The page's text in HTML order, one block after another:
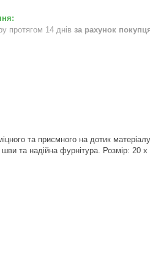
протягом 14 днів за рахунок
та приємного на дотик
та надійна фурнітура. Розмір: 20